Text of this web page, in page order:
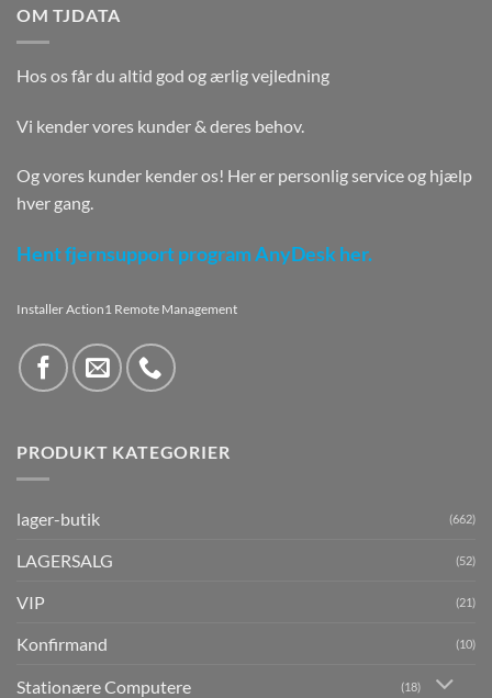
OM TJDATA
Hos os får du altid god og ærlig vejledning
Vi kender vores kunder & deres behov.
Og vores kunder kender os! Her er personlig service og hjælp
hver gang.
Hent fjernsupport program AnyDesk her.
Installer Action1 Remote Management
PRODUKT KATEGORIER
lager-butik (662)
LAGERSALG (52)
VIP (21)
Konfirmand (10)
Stationære Computere (18)